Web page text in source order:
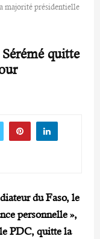
majorité présidentielle
quitte
du Faso, le
personnelle »,
PDC, quitte la